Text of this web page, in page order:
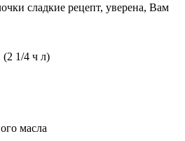
сладкие рецепт, уверена, Вам
(2 1/4 ч л)
масла